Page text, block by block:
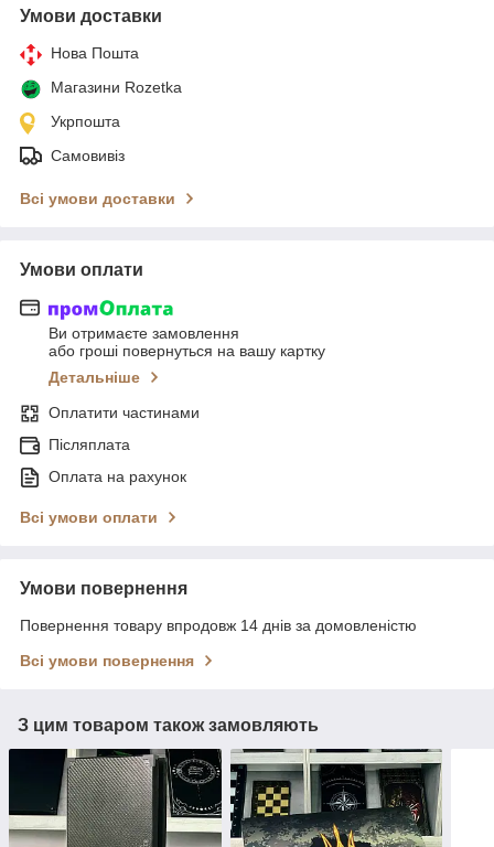
Умови доставки
Нова Пошта
Магазини Rozetka
Укрпошта
Самовивіз
Всі умови доставки
Умови оплати
Ви отримаєте замовлення
або гроші повернуться на вашу картку
Детальніше
Оплатити частинами
Післяплата
Оплата на рахунок
Всі умови оплати
Умови повернення
Повернення товару впродовж 14 днів за домовленістю
Всі умови повернення
З цим товаром також замовляють